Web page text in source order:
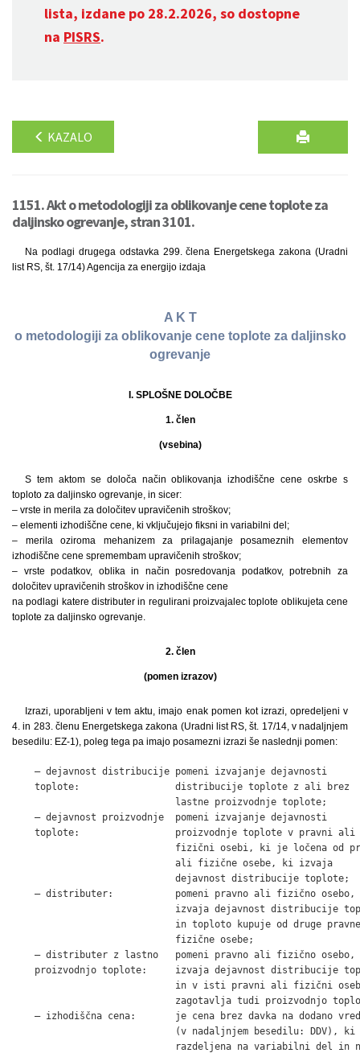
lista, izdane po 28.2.2026, so dostopne
na PISRS.
KAZALO
1151. Akt o metodologiji za oblikovanje cene toplote za
daljinsko ogrevanje, stran 3101.
Na podlagi drugega odstavka 299. člena Energetskega zakona (Uradni
list RS, št. 17/14) Agencija za energijo izdaja
A K T
o metodologiji za oblikovanje cene toplote za daljinsko
ogrevanje
I. SPLOŠNE DOLOČBE
1. člen
(vsebina)
S tem aktom se določa način oblikovanja izhodiščne cene oskrbe s
toploto za daljinsko ogrevanje, in sicer:
– vrste in merila za določitev upravičenih stroškov;
– elementi izhodiščne cene, ki vključujejo fiksni in variabilni del;
– merila oziroma mehanizem za prilagajanje posameznih elementov
izhodiščne cene spremembam upravičenih stroškov;
– vrste podatkov, oblika in način posredovanja podatkov, potrebnih za
določitev upravičenih stroškov in izhodiščne cene
na podlagi katere distributer in regulirani proizvajalec toplote oblikujeta cene
toplote za daljinsko ogrevanje.
2. člen
(pomen izrazov)
Izrazi, uporabljeni v tem aktu, imajo enak pomen kot izrazi, opredeljeni v
4. in 283. členu Energetskega zakona (Uradni list RS, št. 17/14, v nadaljnjem
besedilu: EZ-1), poleg tega pa imajo posamezni izrazi še naslednji pomen:
– dejavnost distribucije pomeni izvajanje dejavnosti
    toplote:                 distribucije toplote z ali brez
                             lastne proizvodnje toplote;
    – dejavnost proizvodnje  pomeni izvajanje dejavnosti
    toplote:                 proizvodnje toplote v pravni ali
fizični osebi, ki je ločena od
                             ali fizične osebe, ki izvaja
                             dejavnost distribucije toplote;
– distributer:           pomeni pravno ali fizično osebo,
izvaja dejavnost distribucije
in toploto kupuje od druge
                             fizične osebe;
– distributer z lastno   pomeni pravno ali fizično osebo,
proizvodnjo toplote:     izvaja dejavnost distribucije
in v isti pravni ali fizični
zagotavlja tudi proizvodnjo
– izhodiščna cena:       je cena brez davka na dodano
(v nadaljnjem besedilu: DDV), ki
razdeljena na variabilni del in